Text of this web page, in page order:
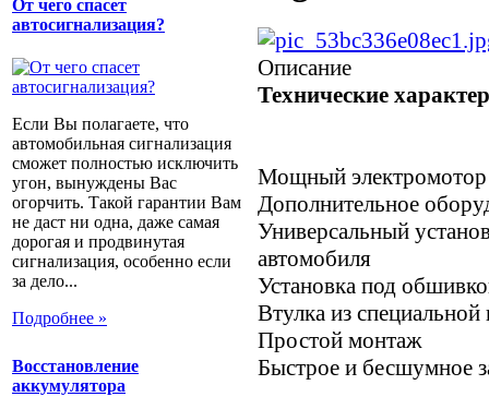
От чего спасет
автосигнализация?
Если Вы полагаете, что
автомобильная сигнализация
сможет полностью исключить
угон, вынуждены Вас
огорчить. Такой гарантии Вам
не даст ни одна, даже самая
дорогая и продвинутая
сигнализация, особенно если
за дело...
Подробнее »
Восстановление
аккумулятора
Описание
Технические
Мощный электромотор
Дополнительное
Универсальный
автомобиля
Установка под
Втулка из
Простой монтаж
Быстрое и бесшумное